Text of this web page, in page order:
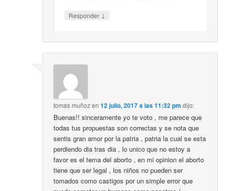
Responder ↓
tomas muñozen12 julio, 2017 a las 11:32 pm dijo:
Buenas!! sinceramente yo te voto , me parece que
todas tus propuestas son correctas y se nota que
sentis gran amor por la patria , patria la cual se esta
perdiendo dia tras dia , lo unico que no estoy a
favor es el tema del aborto , en mi opinion el aborto
tiene que ser legal , los niños no pueden ser
tomados como castigos por un simple error que